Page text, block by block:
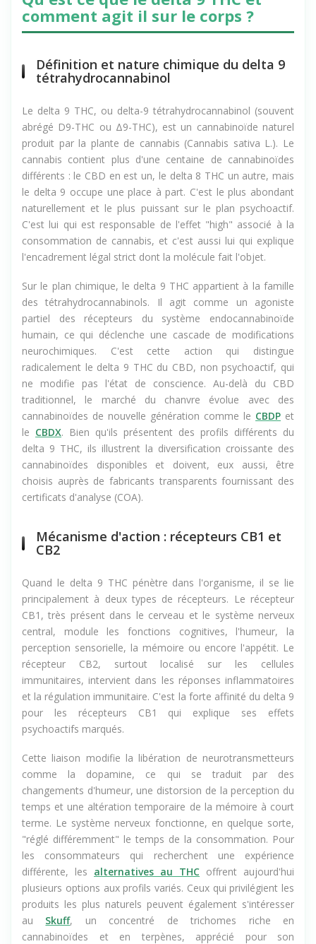
Qu'est ce que le delta 9 THC et
comment agit il sur le corps ?
Définition et nature chimique du delta 9
Le delta 9 THC, ou delta-9 tétrahydrocannabinol (souvent
abrégé D9-THC ou Δ9-THC), est un cannabinoïde naturel
produit par la plante de cannabis (Cannabis sativa L.). Le
cannabis contient plus d'une centaine de cannabinoïdes
différents : le CBD en est un, le delta 8 THC un autre, mais
le delta 9 occupe une place à part. C'est le plus abondant
naturellement et le plus puissant sur le plan psychoactif.
C'est lui qui est responsable de l'effet "high" associé à la
consommation de cannabis, et c'est aussi lui qui explique
Sur le plan chimique, le delta 9 THC appartient à la famille
des tétrahydrocannabinols. Il agit comme un agoniste
partiel des récepteurs du système endocannabinoïde
humain, ce qui déclenche une cascade de modifications
neurochimiques. C'est cette action qui distingue
radicalement le delta 9 THC du CBD, non psychoactif, qui
ne modifie pas l'état de conscience. Au-delà du CBD
traditionnel, le marché du chanvre évolue avec des
cannabinoïdes de nouvelle génération comme leCBDP et
leCBDX. Bien qu'ils présentent des profils différents du
delta 9 THC, ils illustrent la diversification croissante des
cannabinoïdes disponibles et doivent, eux aussi, être
choisis auprès de fabricants transparents fournissant des
Mécanisme d'action : récepteurs CB1 et
Quand le delta 9 THC pénètre dans l'organisme, il se lie
principalement à deux types de récepteurs. Le récepteur
CB1, très présent dans le cerveau et le système nerveux
central, module les fonctions cognitives, l'humeur, la
perception sensorielle, la mémoire ou encore l'appétit. Le
récepteur CB2, surtout localisé sur les cellules
immunitaires, intervient dans les réponses inflammatoires
et la régulation immunitaire. C'est la forte affinité du delta 9
pour les récepteurs CB1 qui explique ses effets
Cette liaison modifie la libération de neurotransmetteurs
comme la dopamine, ce qui se traduit par des
changements d'humeur, une distorsion de la perception du
temps et une altération temporaire de la mémoire à court
terme. Le système nerveux fonctionne, en quelque sorte,
"réglé différemment" le temps de la consommation. Pour
les consommateurs qui recherchent une expérience
différente, lesalternatives au THCoffrent aujourd'hui
plusieurs options aux profils variés. Ceux qui privilégient les
produits les plus naturels peuvent également s'intéresser
auSkuff, un concentré de trichomes riche en